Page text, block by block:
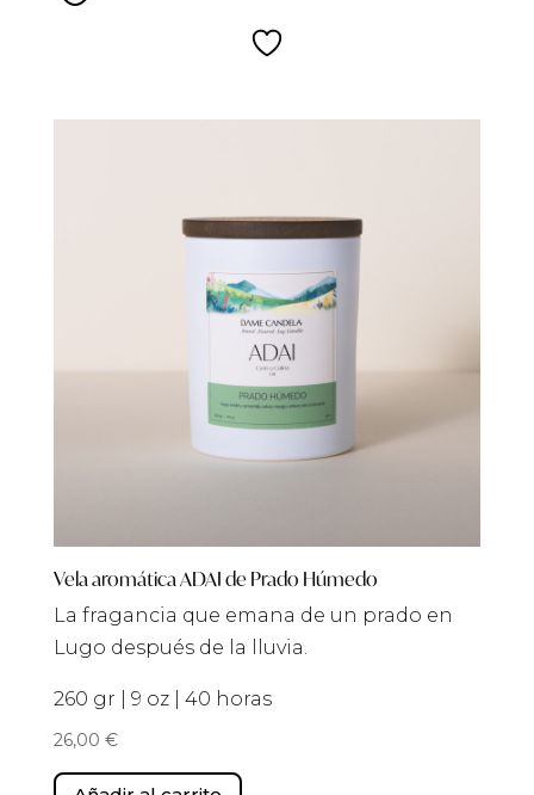
Vela aromática ADAI de Prado Húmedo
La fragancia que emana de un prado en
Lugo después de la lluvia.
260 gr | 9 oz | 40 horas
26,00 €